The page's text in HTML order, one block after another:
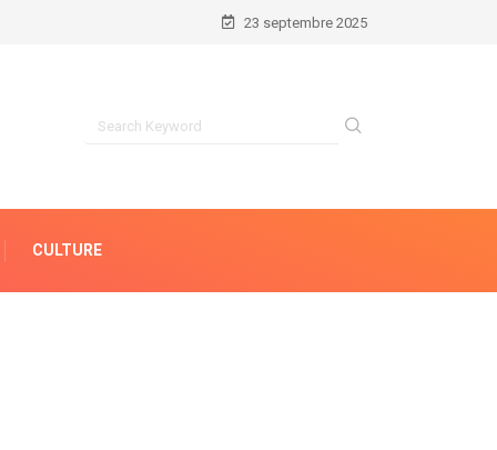
23 septembre 2025
CULTURE